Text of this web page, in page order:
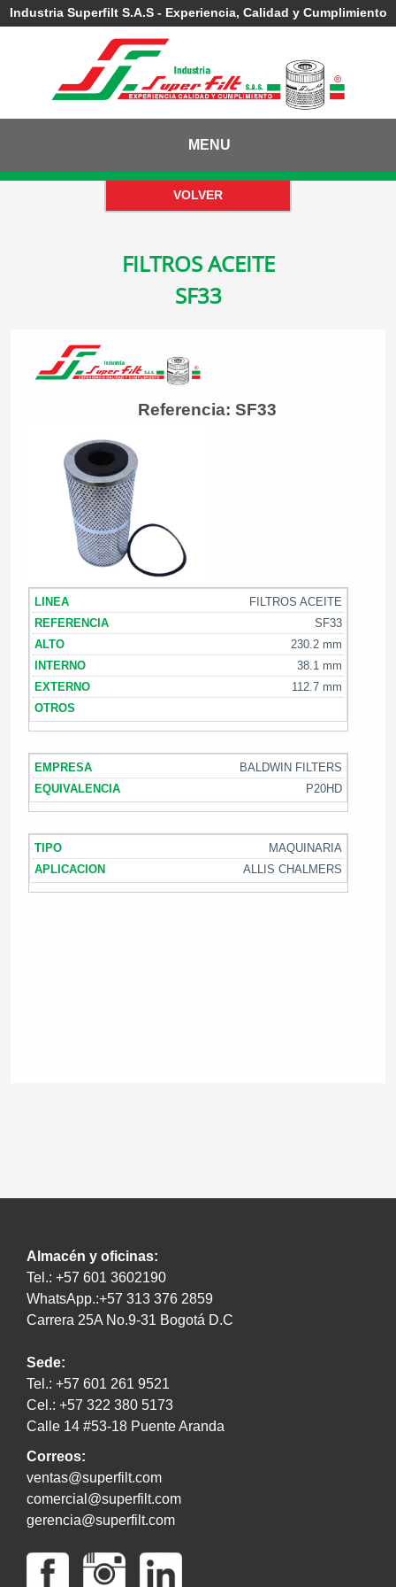
Industria Superfilt S.A.S - Experiencia, Calidad y Cumplimiento
MENU
FILTROS ACEITE
SF33
Referencia: SF33
FILTROS ACEITE
SF33
230.2 mm
38.1 mm
112.7 mm
BALDWIN FILTERS
P20HD
MAQUINARIA
ALLIS CHALMERS
Almacén y oficinas:
Tel.: +57 601 3602190
WhatsApp.:+57 313 376 2859
Carrera 25A No.9-31 Bogotá D.C
Sede:
Tel.: +57 601 261 9521
Cel.: +57 322 380 5173
Calle 14 #53-18 Puente Aranda
Correos:
ventas@superfilt.com
comercial@superfilt.com
gerencia@superfilt.com